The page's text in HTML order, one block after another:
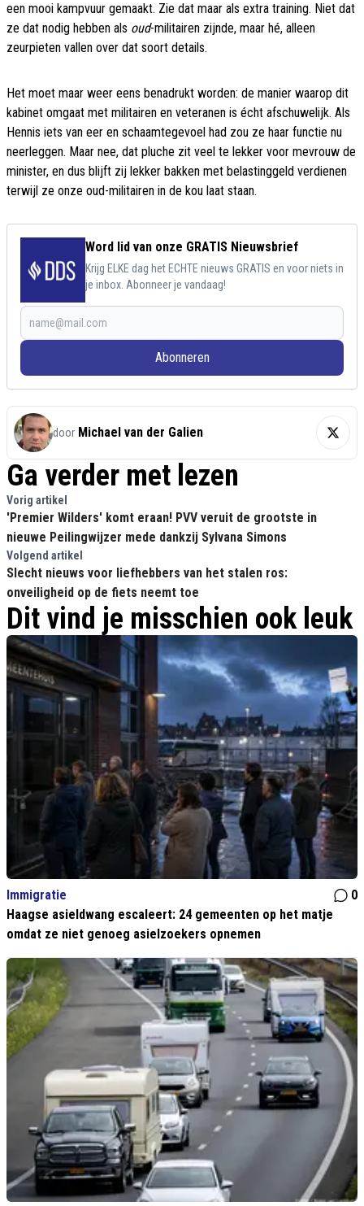
een mooi kampvuur gemaakt. Zie dat maar als extra training. Niet dat
ze dat nodig hebben als oud-militairen zijnde, maar hé, alleen
zeurpieten vallen over dat soort details.
Het moet maar weer eens benadrukt worden: de manier waarop dit
kabinet omgaat met militairen en veteranen is écht afschuwelijk. Als
Hennis iets van eer en schaamtegevoel had zou ze haar functie nu
neerleggen. Maar nee, dat pluche zit veel te lekker voor mevrouw de
minister, en dus blijft zij lekker bakken met belastinggeld verdienen
terwijl ze onze oud-militairen in de kou laat staan.
Word lid van onze GRATIS Nieuwsbrief
Krijg ELKE dag het ECHTE nieuws GRATIS en voor niets in
je inbox. Abonneer je vandaag!
Abonneren
door Michael van der Galien
Ga verder met lezen
Vorig artikel
'Premier Wilders' komt eraan! PVV veruit de grootste in
nieuwe Peilingwijzer mede dankzij Sylvana Simons
Volgend artikel
Slecht nieuws voor liefhebbers van het stalen ros:
onveiligheid op de fiets neemt toe
Dit vind je misschien ook leuk
Immigratie
0
Haagse asieldwang escaleert: 24 gemeenten op het matje
omdat ze niet genoeg asielzoekers opnemen